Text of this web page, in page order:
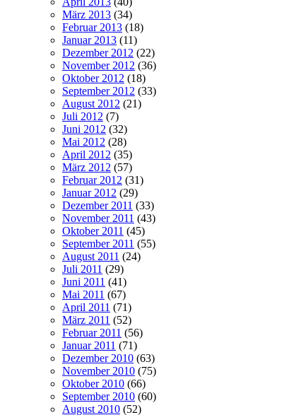
März 2013 (34)
Februar 2013 (18)
Januar 2013 (11)
Dezember 2012 (22)
November 2012 (36)
Oktober 2012 (18)
September 2012 (33)
August 2012 (21)
Juli 2012 (7)
Juni 2012 (32)
Mai 2012 (28)
April 2012 (35)
März 2012 (57)
Februar 2012 (31)
Januar 2012 (29)
Dezember 2011 (33)
November 2011 (43)
Oktober 2011 (45)
September 2011 (55)
August 2011 (24)
Juli 2011 (29)
Juni 2011 (41)
Mai 2011 (67)
April 2011 (71)
März 2011 (52)
Februar 2011 (56)
Januar 2011 (71)
Dezember 2010 (63)
November 2010 (75)
Oktober 2010 (66)
September 2010 (60)
August 2010 (52)